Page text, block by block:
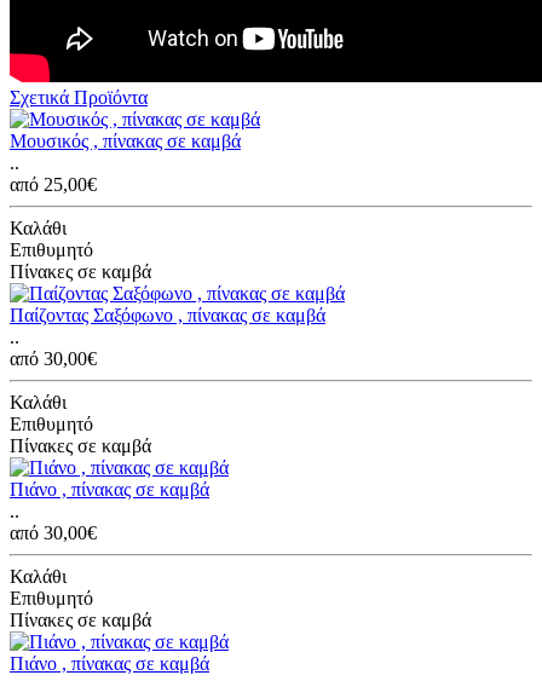
Σχετικά Προϊόντα
Μουσικός , πίνακας σε καμβά
..
από 25,00€
Καλάθι
Επιθυμητό
Πίνακες σε καμβά
Παίζοντας Σαξόφωνο , πίνακας σε καμβά
..
από 30,00€
Καλάθι
Επιθυμητό
Πίνακες σε καμβά
Πιάνο , πίνακας σε καμβά
..
από 30,00€
Καλάθι
Επιθυμητό
Πίνακες σε καμβά
Πιάνο , πίνακας σε καμβά